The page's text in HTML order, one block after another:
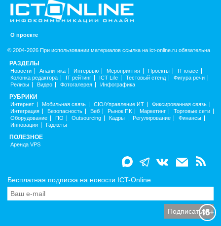
О проекте
© 2004-2026 При использовании материалов ссылка на ict-online.ru обязательна
РАЗДЕЛЫ
Новости Аналитика Интервью Мероприятия Проекты
IT класс
Колонка редактора
IT рейтинг ICT Life Тестовый стенд
Фигура речи
Релизы
Видео Фотогалерея Инфографика
РУБРИКИ
Интернет Мобильная связь CIO/Управление ИТ
Фиксированная связь
Интеграция
Безопасность Веб Рынок ПК Маркетинг
Торговые сети
Оборудование
ПО Outsourcing Кадры Регулирование
Финансы
Инновации
Гаджеты
ПОЛЕЗНОЕ
Аренда VPS
Бесплатная подписка на новости ICT-Online